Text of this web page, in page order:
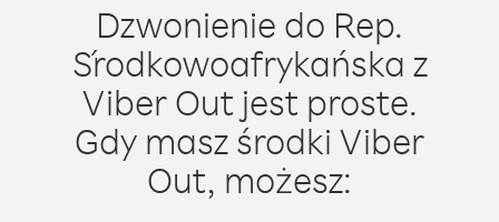
Dzwonienie do Rep.
Środkowoafrykańska z
Viber Out jest proste.
Gdy masz środki Viber
Out, możesz: